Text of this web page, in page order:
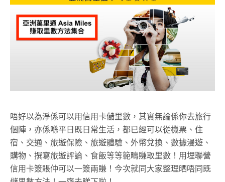
唔好以為淨係可以用信用卡儲里數，其實無論係你去旅行
個陣，亦係喺平日既日常生活，都已經可以從機票、住
宿、交通、旅遊保險、旅遊體驗、外幣兌換、數據漫遊、
購物、撰寫旅遊評論、食飯等等範疇​賺取里數！用埋聯營
信用卡簽賬​仲可以​一簽兩賺！今次就同大家整理晒唔同既